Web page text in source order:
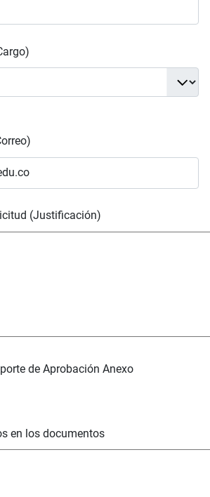
(Justificación)
de Aprobación Anexo
en los documentos